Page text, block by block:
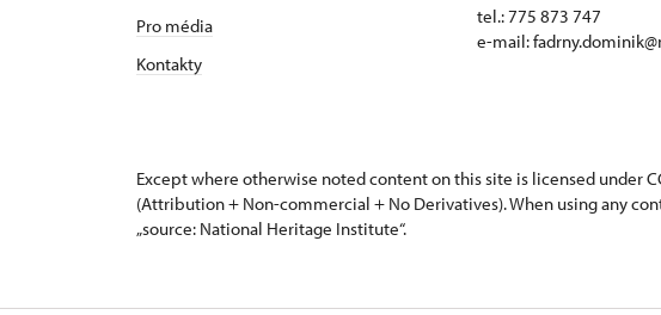
Pro média
Kontakty
tel.: 775 873 747
e-mail:
Except where otherwise noted content on this site is licensed under
(Attribution + Non-commercial + No Derivatives). When using any
„source: National Heritage Institute“.